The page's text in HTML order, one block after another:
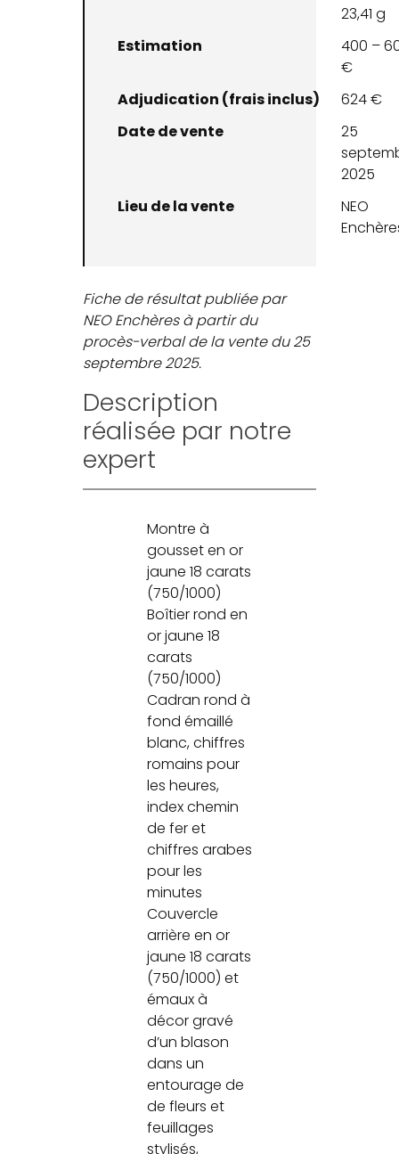
23,41 g
Estimation
400 –
€
Adjudication (frais inclus)
624 €
Date de vente
25
2025
Lieu de la vente
NEO
Fiche de résultat publiée par
NEO Enchères à partir du
procès-verbal de la vente du 25
septembre 2025.
Description
réalisée par notre
expert
Montre à
gousset en or
jaune 18 carats
(750/1000)
Boîtier rond en
or jaune 18
carats
(750/1000)
Cadran rond à
fond émaillé
blanc, chiffres
romains pour
les heures,
index chemin
de fer et
chiffres arabes
pour les
minutes
Couvercle
arrière en or
jaune 18 carats
(750/1000) et
émaux à
décor gravé
d’un blason
dans un
entourage de
de fleurs et
feuillages
stylisés,